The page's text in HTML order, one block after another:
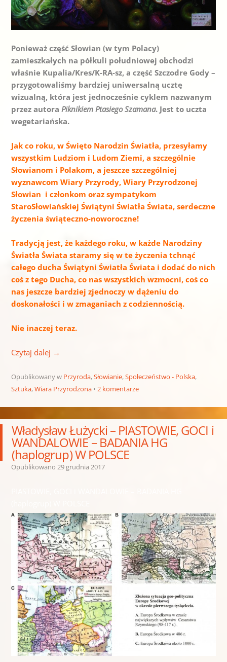
Ponieważ część Słowian (w tym Polacy)
zamieszkałych na półkuli południowej obchodzi
właśnie Kupalia/Kres/K-RA-sz, a część Szczodre Gody –
przygotowaliśmy bardziej uniwersalną ucztę
wizualną, która jest jednocześnie cyklem nazwanym
przez autora Piknikiem Ptasiego Szamana. Jest to uczta
wegetariańska.
Jak co roku, w Święto Narodzin Światła, przesyłamy
wszystkim Ludziom i Ludom Ziemi, a szczególnie
Słowianom i Polakom, a jeszcze szczególniej
wyznawcom Wiary Przyrody, Wiary Przyrodzonej
Słowian i członkom oraz sympatykom
StaroSłowiańskiej Świątyni Światła Świata, serdeczne
życzenia świąteczno-noworoczne!
Tradycją jest, że każdego roku, w każde Narodziny
Światła Świata staramy się w te życzenia tchnąć
całego ducha Świątyni Światła Świata i dodać do nich
coś z tego Ducha, co nas wszystkich wzmocni, coś co
nas jeszcze bardziej zjednoczy w dążeniu do
doskonałości i w zmaganiach z codziennością.
Nie inaczej teraz.
Czytaj dalej →
Opublikowany w Przyroda,Słowianie,Społeczeństwo - Polska,
Sztuka,Wiara Przyrodzona 2 komentarze
Władysław Łużycki – PIASTOWIE, GOCI i
WANDALOWIE – BADANIA HG
(haplogrup) W POLSCE
Opublikowano 29 grudnia 2017